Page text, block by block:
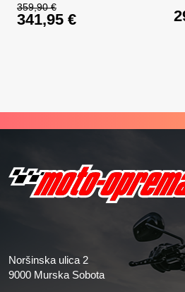
359,90€
Izvorna cijena bila je:
341,95 €
Noršinska ulica 2
9000 Murska Sobota